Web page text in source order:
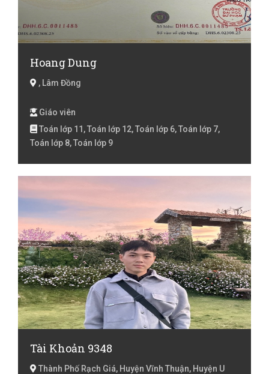
Hoang Dung
, Lâm Đồng
Giáo viên
Toán lớp 11, Toán lớp 12, Toán lớp 6, Toán lớp 7,
Toán lớp 8, Toán lớp 9
Tài Khoản 9348
Thành Phố Rạch Giá, Huyện Vĩnh Thuận, Huyện U